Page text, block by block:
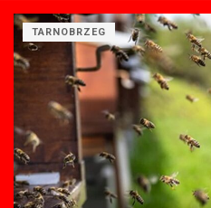
TARNOBRZEG